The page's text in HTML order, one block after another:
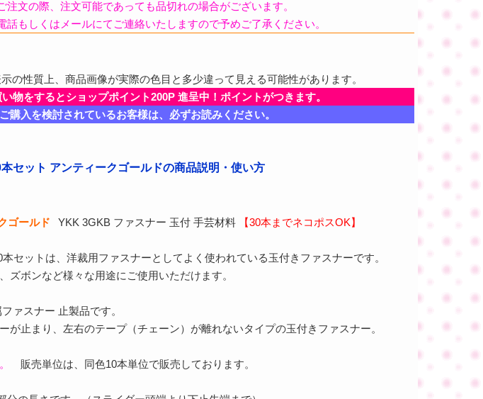
文の際、注文可能であっても品切れの場合がございます。
もしくはメールにてご連絡いたしますので予めご了承ください。
の性質上、商品画像が実際の色目と多少違って見える可能性があります。
をするとショップポイント200P 進呈中！ポイントがつきます。
入を検討されているお客様は、必ずお読みください。
セット アンティークゴールドの商品説明・使い方
ゴールド YKK 3GKB ファスナー 玉付 手芸材料 【30本までネコポスOK】
セットは、洋裁用ファスナーとしてよく使われている玉付きファスナーです。
ボンなど様々な用途にご使用いただけます。
ァスナー 止製品です。
が止まり、左右のテープ（チェーン）が離れないタイプの玉付きファスナー。
販売単位は、同色10本単位で販売しております。